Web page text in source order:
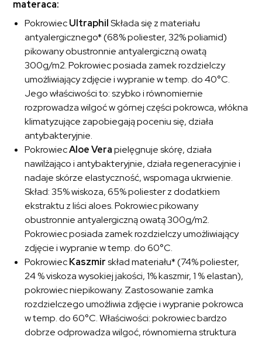
materaca:
PokrowiecUltraphilSkłada się z materiału
antyalergicznego* (68% poliester, 32% poliamid)
pikowany obustronnie antyalergiczną owatą
300g/m2. Pokrowiec posiada zamek rozdzielczy
umożliwiający zdjęcie i wypranie w temp. do 40°C.
Jego właściwości to: szybko i równomiernie
rozprowadza wilgoć w górnej części pokrowca, włókna
klimatyzujące zapobiegają poceniu się, działa
antybakteryjnie.
PokrowiecAloe Verapielęgnuje skórę, działa
nawilżająco i antybakteryjnie, działa regeneracyjnie i
nadaje skórze elastyczność, wspomaga ukrwienie.
Skład: 35% wiskoza, 65% poliester z dodatkiem
ekstraktu z liści aloes. Pokrowiec pikowany
obustronnie antyalergiczną owatą 300g/m2.
Pokrowiec posiada zamek rozdzielczy umożliwiający
zdjęcie i wypranie w temp. do 60°C.
PokrowiecKaszmirskład materiału* (74% poliester,
24 % viskoza wysokiej jakości, 1% kaszmir, 1 % elastan),
pokrowiec niepikowany. Zastosowanie zamka
rozdzielczego umożliwia zdjęcie i wypranie pokrowca
w temp. do 60°C. Właściwości: pokrowiec bardzo
dobrze odprowadza wilgoć, równomierna struktura